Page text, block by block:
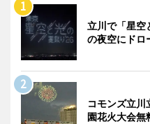
立川で「星
の夜空にド
コモンズ立
園花火大会無